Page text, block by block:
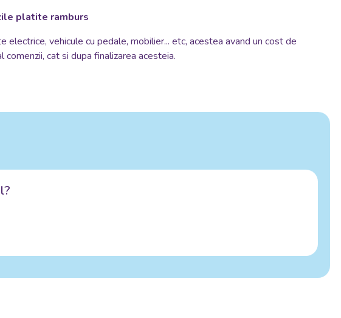
platite ramburs
vehicule cu pedale, mobilier... etc, acestea avand un cost de
cat si dupa finalizarea acesteia.